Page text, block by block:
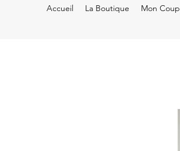
Accueil La Boutique Mon